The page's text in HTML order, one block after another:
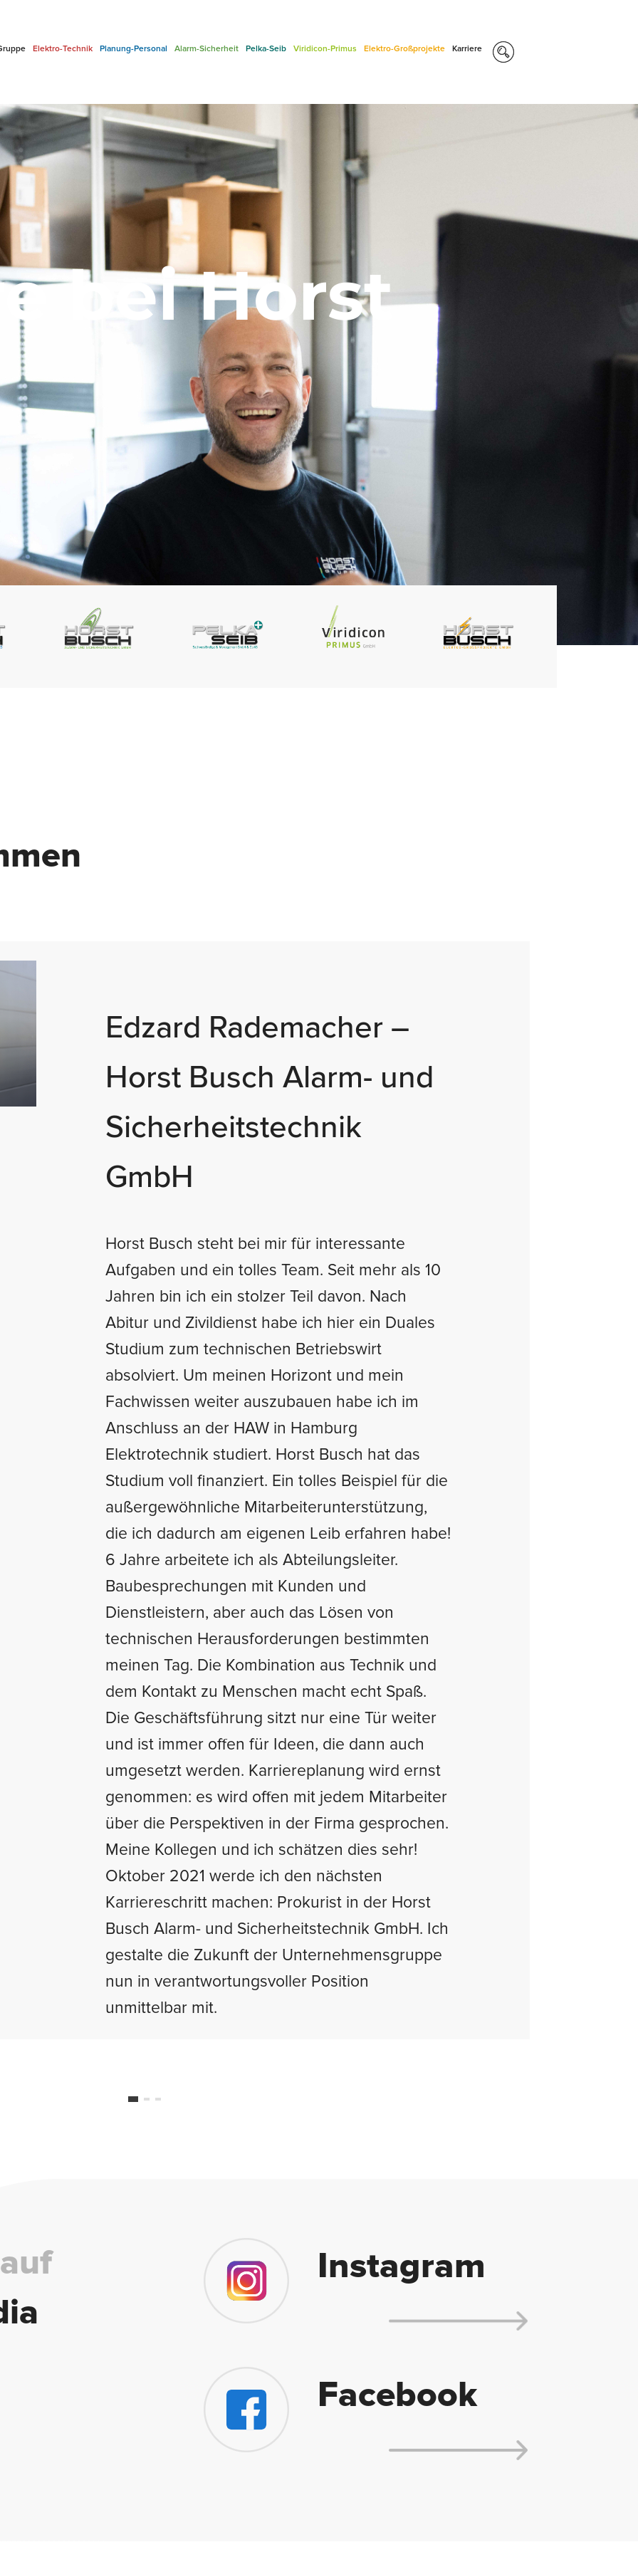
Elektro-Technik Planung-Personal Alarm-Sicherheit Pelka-Seib Viridicon-Primus Elektro-Großprojekte Karriere
bei Horst
Edzard Rademacher –
Horst Busch Alarm- und
Sicherheitstechnik
GmbH
Horst Busch steht bei mir für interessante
Aufgaben und ein tolles Team. Seit mehr als 10
Jahren bin ich ein stolzer Teil davon. Nach
Abitur und Zivildienst habe ich hier ein Duales
Studium zum technischen Betriebswirt
absolviert. Um meinen Horizont und mein
Fachwissen weiter auszubauen habe ich im
Anschluss an der HAW in Hamburg
Elektrotechnik studiert. Horst Busch hat das
Studium voll finanziert. Ein tolles Beispiel für die
außergewöhnliche Mitarbeiterunterstützung,
die ich dadurch am eigenen Leib erfahren habe!
6 Jahre arbeitete ich als Abteilungsleiter.
Baubesprechungen mit Kunden und
Dienstleistern, aber auch das Lösen von
technischen Herausforderungen bestimmten
meinen Tag. Die Kombination aus Technik und
dem Kontakt zu Menschen macht echt Spaß.
Die Geschäftsführung sitzt nur eine Tür weiter
und ist immer offen für Ideen, die dann auch
umgesetzt werden. Karriereplanung wird ernst
genommen: es wird offen mit jedem Mitarbeiter
über die Perspektiven in der Firma gesprochen.
Meine Kollegen und ich schätzen dies sehr!
Oktober 2021 werde ich den nächsten
Karriereschritt machen: Prokurist in der Horst
Busch Alarm- und Sicherheitstechnik GmbH. Ich
gestalte die Zukunft der Unternehmensgruppe
nun in verantwortungsvoller Position
unmittelbar mit.
Instagram
Facebook